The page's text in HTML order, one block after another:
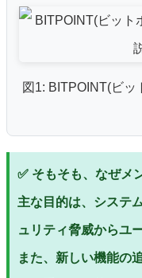
図1: BITPOINT(ビッ
✅ そもそも、なぜメ
主な目的は、システ
ュリティ脅威からユ
また、新しい機能の